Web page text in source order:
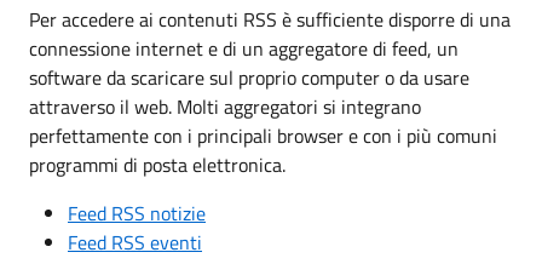
Per accedere ai contenuti RSS è sufficiente disporre di una
connessione internet e di un aggregatore di feed, un
software da scaricare sul proprio computer o da usare
attraverso il web. Molti aggregatori si integrano
perfettamente con i principali browser e con i più comuni
programmi di posta elettronica.
Feed RSS notizie
Feed RSS eventi